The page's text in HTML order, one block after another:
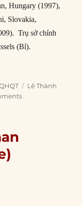
Hungary (1997),
Slovakia,
Trụ sở chính
(Bỉ).
Đại Tây Dương
Tags
Lê Thành